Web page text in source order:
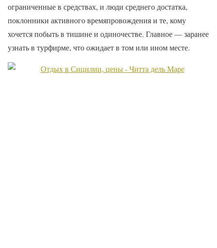
ограниченные в средствах, и люди среднего достатка,
поклонники активного времяпровождения и те, кому
хочется побыть в тишине и одиночестве. Главное — заранее
узнать в турфирме, что ожидает в том или ином месте.